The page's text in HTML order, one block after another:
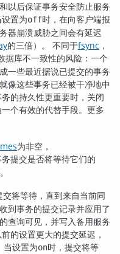
以后保证事务安全防止服务
置为off时，在向客户端报
器崩溃威胁之间会有延迟
的三倍）。 不同于fsync ，
据库不一致性的风险：一个
一些最近据说已提交的事务
像这些事务已经被干净地中
的持久性更重要时，关闭
个有效的代替手段。更多
为非空，
提交是否将等待它们的
交将等待，直到来自当前同
到事务的提交记录并应用了
查询可见，并写入备用服务
的设置更大的提交延迟，
当设置为on时，提交将等